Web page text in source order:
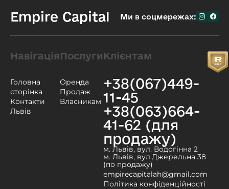
Empire Capital Ми в соцмережах:
Навігація
Головна
сторінка
Контакти
Львів
Послуги
Оренда
Продаж
Власникам
Клієнтам
+38(067)449-
11-45
+38(063)664-
41-62 (для
продажу)
м. Львів, вул. Водогінна 2
м. Львів, вул.Джерельна 38
(по продажу)
empirecapitalah@gmail.com
Політика конфіденційності